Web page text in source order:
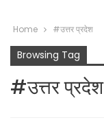
Home #उत्तर प्रदेश
Browsing Tag
#उत्तर प्रदेश